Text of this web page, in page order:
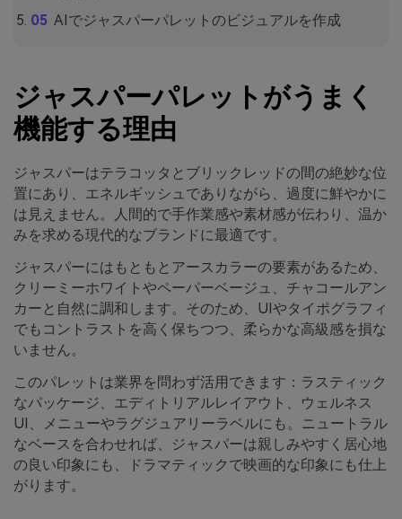
AIでジャスパーパレットのビジュアルを作成
ジャスパーパレットがうまく
機能する理由
ジャスパーはテラコッタとブリックレッドの間の絶妙な位
置にあり、エネルギッシュでありながら、過度に鮮やかに
は見えません。人間的で手作業感や素材感が伝わり、温か
みを求める現代的なブランドに最適です。
ジャスパーにはもともとアースカラーの要素があるため、
クリーミーホワイトやペーパーベージュ、チャコールアン
カーと自然に調和します。そのため、UIやタイポグラフィ
でもコントラストを高く保ちつつ、柔らかな高級感を損な
いません。
このパレットは業界を問わず活用できます：ラスティック
なパッケージ、エディトリアルレイアウト、ウェルネス
UI、メニューやラグジュアリーラベルにも。ニュートラル
なベースを合わせれば、ジャスパーは親しみやすく居心地
の良い印象にも、ドラマティックで映画的な印象にも仕上
がります。